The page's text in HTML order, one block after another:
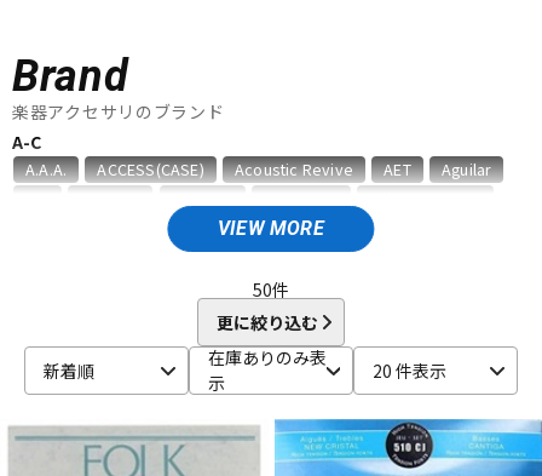
管楽器
アンプ エフェクター
DTM オンライン納品 レコーディング機器
配信/ライブ機器 楽器アクセサリ
Brand
楽器アクセサリのブランド
VIEW MORE
A-C
A.A.A. ACCESS(CASE) Acoustic Revive AET
Aguilar
ALPINE HEARING PROTECTION APEX
ARTEC ATELIER Z
BARBAROSSA
BASSO BELDEN
Bigsby
Bill Lawrence Birdland
Black Mountain
BLACK MOUNTAIN PICKS
BLACK&GOLD
Blackstar
BLUE BELL
Bohemians BONDHUS BOSS
Boveda
brokker
Bruff B-SIDE LABEL CAIG CAJ
CANARE
Carl Fischer
Carlos Charles Colin Cherub
CLAYTON
50件
更に絞り込む
新着順
在庫ありのみ表
示
20 件表示